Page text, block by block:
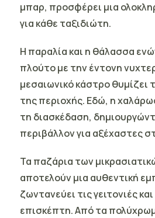
μπαρ, προσφέρει μια
για κάθε ταξιδιώτη.
Η παραλία και η θάλασσα
πλούτο με την έντονη
μεσαιωνικό κάστρο θυμίζει
της περιοχής. Εδώ, η
τη διασκέδαση,
περιβάλλον για αξέχαστες
Τα παζάρια των
αποτελούν μια αυθεντική
ζωντανεύει τις γειτονιές
επισκέπτη. Από τα